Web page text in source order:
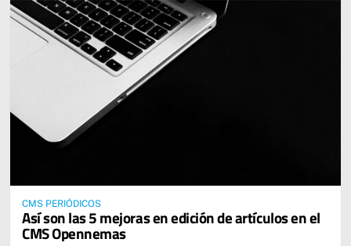
CMS PERIÓDICOS
Así son las 5 mejoras en edición de artículos en el
CMS Opennemas